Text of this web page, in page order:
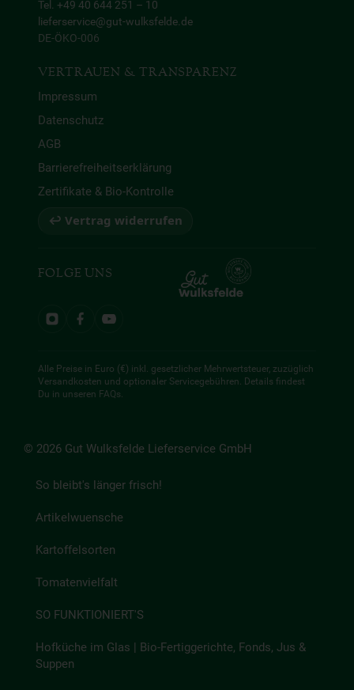
Tel. +49 40 644 251 – 10
lieferservice@gut-wulksfelde.de
DE-ÖKO-006
VERTRAUEN & TRANSPARENZ
Impressum
Datenschutz
AGB
Barrierefreiheitserklärung
Zertifikate & Bio-Kontrolle
↩ Vertrag widerrufen
FOLGE UNS
Alle Preise in Euro (€) inkl. gesetzlicher Mehrwertsteuer, zuzüglich
Versandkosten und optionaler Servicegebühren. Details findest
Du in unseren FAQs.
© 2026 Gut Wulksfelde Lieferservice GmbH
So bleibt's länger frisch!
Artikelwuensche
Kartoffelsorten
Tomatenvielfalt
SO FUNKTIONIERT'S
Hofküche im Glas | Bio-Fertiggerichte, Fonds, Jus &
Suppen